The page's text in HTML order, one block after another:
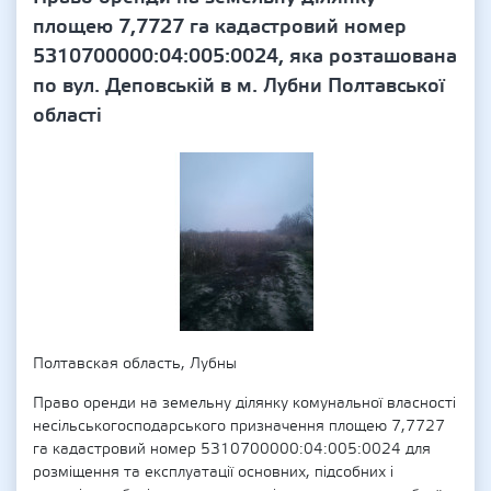
площею 7,7727 га кадастровий номер
5310700000:04:005:0024, яка розташована
по вул. Деповській в м. Лубни Полтавської
області
Полтавская область, Лубны
Право оренди на земельну ділянку комунальної власності
несільськогосподарського призначення площею 7,7727
га кадастровий номер 5310700000:04:005:0024 для
розміщення та експлуатації основних, підсобних і